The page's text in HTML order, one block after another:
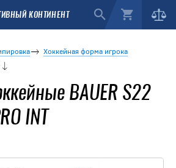
КОНТИНЕНТ
Хоккейная форма игрока
BAUER S22
INT